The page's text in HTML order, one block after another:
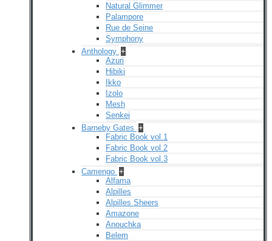
Natural Glimmer
Palampore
Rue de Seine
Symphony
Anthology +
Azuri
Hibiki
Ikko
Izolo
Mesh
Senkei
Barneby Gates +
Fabric Book vol.1
Fabric Book vol.2
Fabric Book vol.3
Camengo +
Alfama
Alpilles
Alpilles Sheers
Amazone
Anouchka
Belem